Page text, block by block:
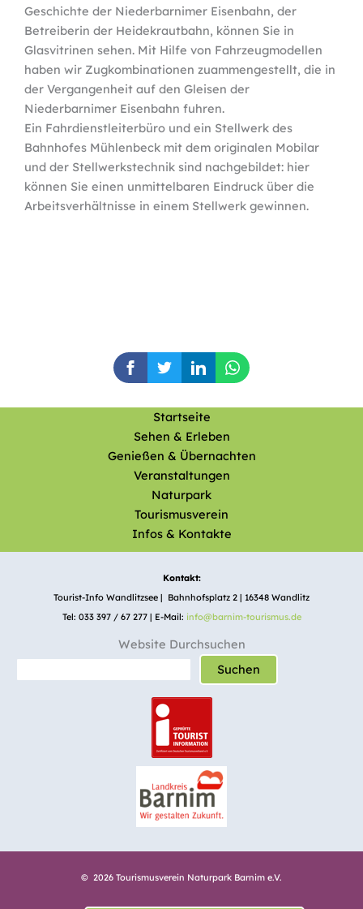
Geschichte der Niederbarnimer Eisenbahn, der
Betreiberin der Heidekrautbahn, können Sie in
Glasvitrinen sehen. Mit Hilfe von Fahrzeugmodellen
haben wir Zugkombinationen zuammengestellt, die in
der Vergangenheit auf den Gleisen der
Niederbarnimer Eisenbahn fuhren.
Ein Fahrdienstleiterbüro und ein Stellwerk des
Bahnhofes Mühlenbeck mit dem originalen Mobilar
und der Stellwerkstechnik sind nachgebildet: hier
können Sie einen unmittelbaren Eindruck über die
Arbeitsverhältnisse in einem Stellwerk gewinnen.
Startseite
Sehen & Erleben
Genießen & Übernachten
Veranstaltungen
Naturpark
Tourismusverein
Infos & Kontakte
Kontakt:
Tourist-Info Wandlitzsee | Bahnhofsplatz 2 | 16348 Wandlitz
Tel: 033 397 / 67 277 | E-Mail: info@barnim-tourismus.de
Website Durchsuchen
Suchen
© 2026 Tourismusverein Naturpark Barnim e.V.